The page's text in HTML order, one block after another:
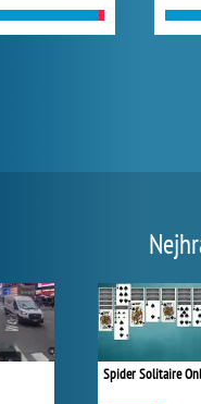
Spider Solitaire